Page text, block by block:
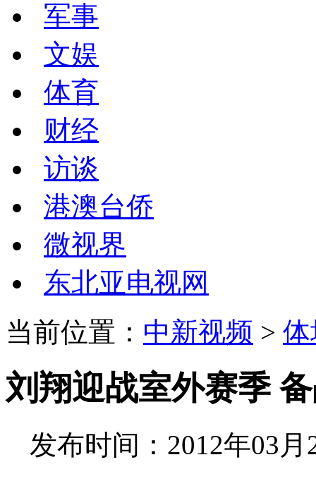
军事
文娱
体育
财经
访谈
港澳台侨
微视界
东北亚电视网
当前位置： 中新视频 >
刘翔迎战室外赛季
发布时间：2012年03月